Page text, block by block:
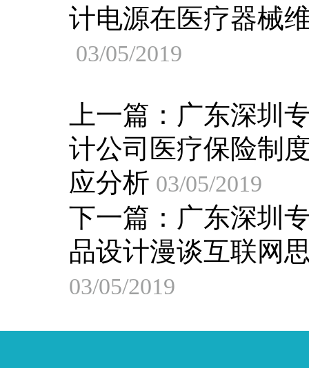
计电源在医疗器械
03/05/2019
上一篇： 广东深圳
计公司医疗保险制
应分析 03/05/2019
下一篇： 广东深圳
品设计漫谈互联网
03/05/2019